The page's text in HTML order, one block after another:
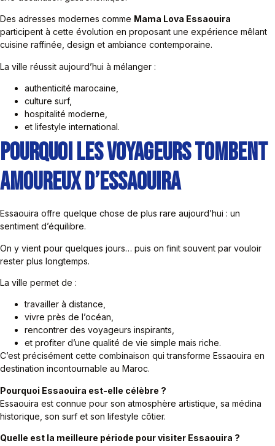
Des adresses modernes comme Mama Lova Essaouira
participent à cette évolution en proposant une expérience mêlant
cuisine raffinée, design et ambiance contemporaine.
La ville réussit aujourd’hui à mélanger :
authenticité marocaine,
culture surf,
hospitalité moderne,
et lifestyle international.
Pourquoi Les Voyageurs Tombent
Amoureux d’Essaouira
Essaouira offre quelque chose de plus rare aujourd’hui : un
sentiment d’équilibre.
On y vient pour quelques jours… puis on finit souvent par vouloir
rester plus longtemps.
La ville permet de :
travailler à distance,
vivre près de l’océan,
rencontrer des voyageurs inspirants,
et profiter d’une qualité de vie simple mais riche.
C’est précisément cette combinaison qui transforme Essaouira en
destination incontournable au Maroc.
Pourquoi Essaouira est-elle célèbre ?
Essaouira est connue pour son atmosphère artistique, sa médina
historique, son surf et son lifestyle côtier.
Quelle est la meilleure période pour visiter Essaouira ?